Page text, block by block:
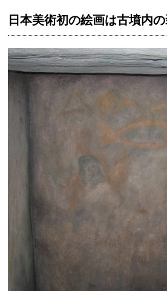
日本美術初の絵画は古墳内